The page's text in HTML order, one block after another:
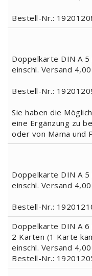
Bestell-Nr.:
Doppelkarte DIN A
einschl. Versand
Bestell-Nr.:
Sie haben die
eine Ergänzung zu
oder von Mama und
Doppelkarte DIN A
einschl. Versand
Bestell-Nr.:
Doppelkarte DIN A
2 Karten (1 Karte
einschl. Versand
Bestell-Nr.: